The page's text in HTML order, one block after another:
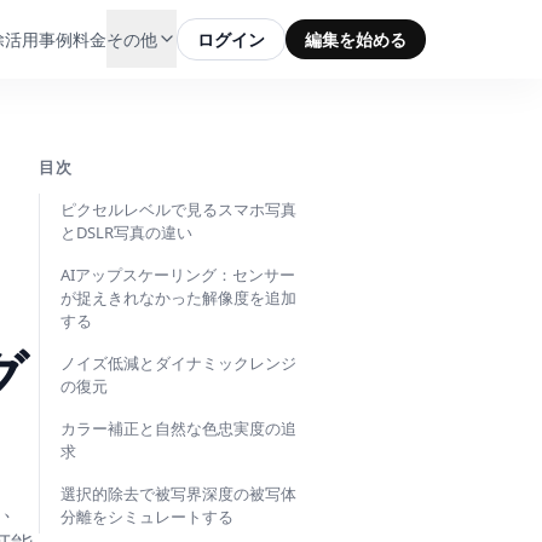
活用事例料金その他 ログイン 編集を始める
目次
ピクセルレベルで見るスマホ写真
とDSLR写真の違い
AIアップスケーリング：センサー
が捉えきれなかった解像度を追加
する
ノイズ低減とダイナミックレンジ
の復元
カラー補正と自然な色忠実度の追
求
選択的除去で被写界深度の被写体
分離をシミュレートする